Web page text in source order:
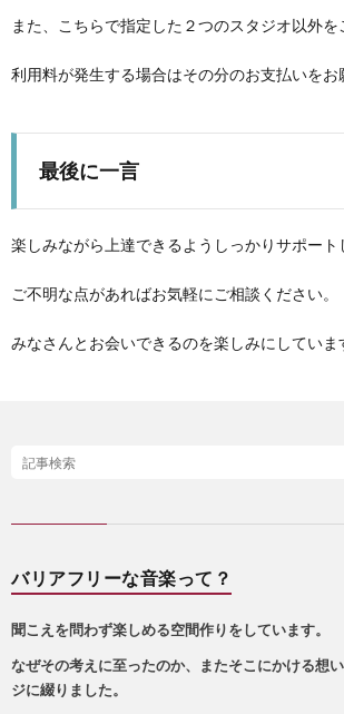
また、こちらで指定した２つのスタジオ以外を
利用料が発生する場合はその分のお支払いをお
最後に一言
楽しみながら上達できるようしっかりサポート
ご不明な点があればお気軽にご相談ください。
みなさんとお会いできるのを楽しみにしていま
バリアフリーな音楽って？
聞こえを問わず楽しめる空間作りをしています。
なぜその考えに至ったのか、またそこにかける想
ジに綴りました。